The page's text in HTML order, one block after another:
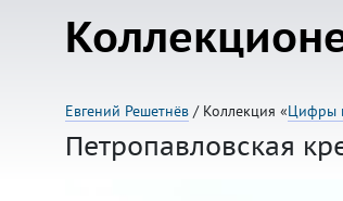
Евгений Решетнёв / Коллекция «Цифры
Петропавловская